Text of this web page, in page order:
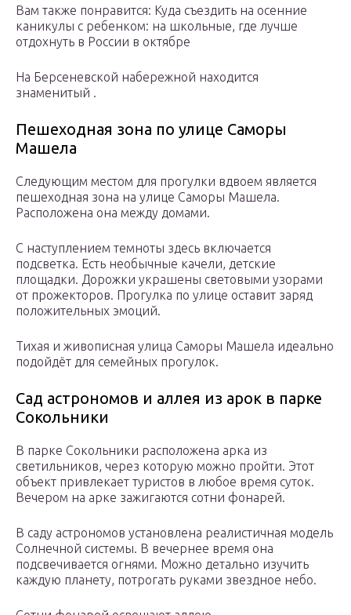
Вам также понравится: Куда съездить на осенние
каникулы с ребенком: на школьные, где лучше
отдохнуть в России в октябре
На Берсеневской набережной находится
знаменитый .
Пешеходная зона по улице Саморы
Машела
Следующим местом для прогулки вдвоем является
пешеходная зона на улице Саморы Машела.
Расположена она между домами.
С наступлением темноты здесь включается
подсветка. Есть необычные качели, детские
площадки. Дорожки украшены световыми узорами
от прожекторов. Прогулка по улице оставит заряд
положительных эмоций.
Тихая и живописная улица Саморы Машела идеально
подойдёт для семейных прогулок.
Сад астрономов и аллея из арок в парке
Сокольники
В парке Сокольники расположена арка из
светильников, через которую можно пройти. Этот
объект привлекает туристов в любое время суток.
Вечером на арке зажигаются сотни фонарей.
В саду астрономов установлена реалистичная модель
Солнечной системы. В вечернее время она
подсвечивается огнями. Можно детально изучить
каждую планету, потрогать руками звездное небо.